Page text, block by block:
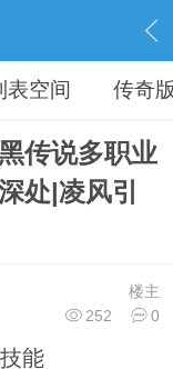
› 内容
表空间 传奇
传说多职业
处|凌风引
楼主
252
0
能